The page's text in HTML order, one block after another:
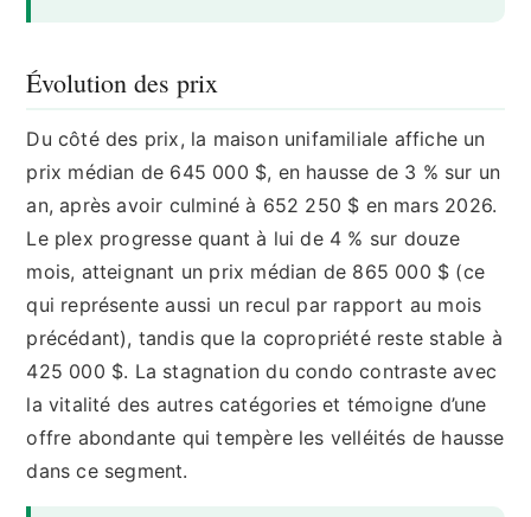
Évolution des prix
Du côté des prix, la maison unifamiliale affiche un
prix médian de 645 000 $, en hausse de 3 % sur un
an, après avoir culminé à 652 250 $ en mars 2026.
Le plex progresse quant à lui de 4 % sur douze
mois, atteignant un prix médian de 865 000 $ (ce
qui représente aussi un recul par rapport au mois
précédant), tandis que la copropriété reste stable à
425 000 $. La stagnation du condo contraste avec
la vitalité des autres catégories et témoigne d’une
offre abondante qui tempère les velléités de hausse
dans ce segment.